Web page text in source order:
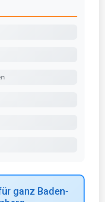
ganz Baden-